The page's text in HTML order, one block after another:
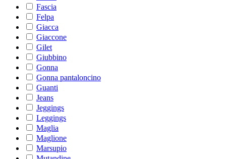
Fascia
Felpa
Giacca
Giaccone
Gilet
Giubbino
Gonna
Gonna pantaloncino
Guanti
Jeans
Jeggings
Leggings
Maglia
Maglione
Marsupio